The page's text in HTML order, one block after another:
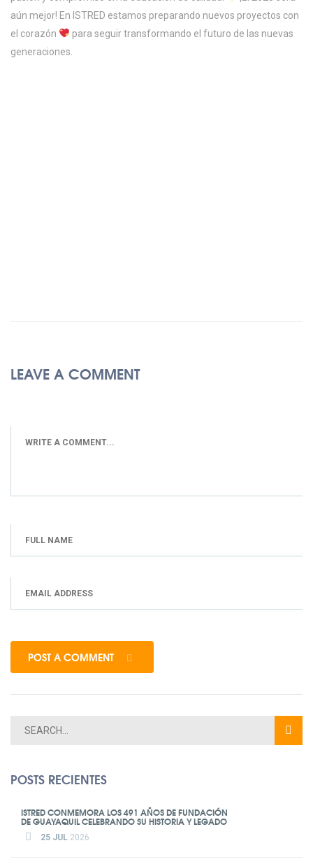
aún mejor! En ISTRED estamos preparando nuevos proyectos con
el corazón
para seguir transformando el futuro de las nuevas
generaciones.
LEAVE A COMMENT
POST A COMMENT
POSTS RECIENTES
ISTRED CONMEMORA LOS 491 AÑOS DE FUNDACIÓN
DE GUAYAQUIL CELEBRANDO SU HISTORIA Y LEGADO
25 JUL 2026